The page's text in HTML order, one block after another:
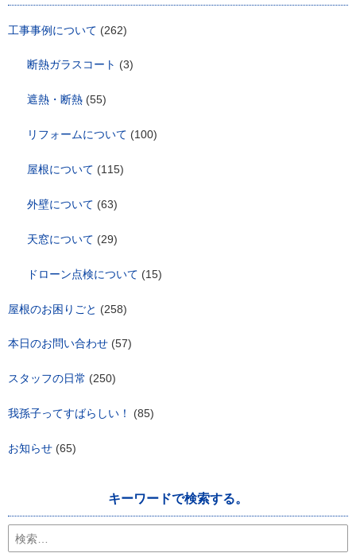
工事事例について (262)
断熱ガラスコート (3)
遮熱・断熱 (55)
リフォームについて (100)
屋根について (115)
外壁について (63)
天窓について (29)
ドローン点検について (15)
屋根のお困りごと (258)
本日のお問い合わせ (57)
スタッフの日常 (250)
我孫子ってすばらしい！ (85)
お知らせ (65)
キーワードで検索する。
検
索: